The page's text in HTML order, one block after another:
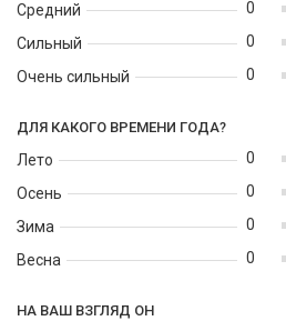
Средний
Сильный
Очень сильный
0
0
0
ДЛЯ КАКОГО ВРЕМЕНИ ГОДА?
Лето
Осень
Зима
Весна
0
0
0
0
НА ВАШ ВЗГЛЯД ОН